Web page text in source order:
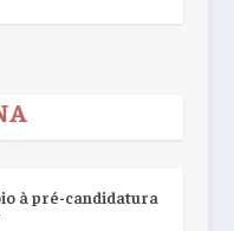
à pré-candidatura